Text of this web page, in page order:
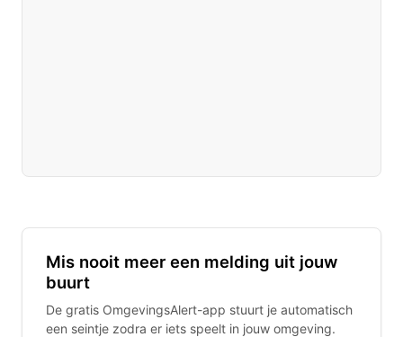
Mis nooit meer een melding uit jouw
buurt
De gratis OmgevingsAlert-app stuurt je automatisch
een seintje zodra er iets speelt in jouw omgeving.